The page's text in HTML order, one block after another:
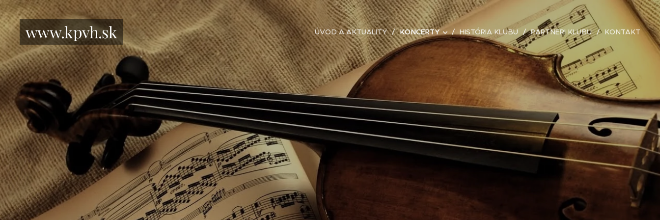
www.kpvh.sk ÚVOD A AKTUALITY KONCERTY HISTÓRIA KLUBU PARTNERI KLUBU KONTAKT